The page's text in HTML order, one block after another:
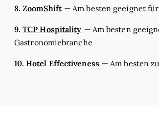
8. ZoomShift — Am besten geeignet
9. TCP Hospitality — Am besten
Gastronomiebranche
10. Hotel Effectiveness — Am besten